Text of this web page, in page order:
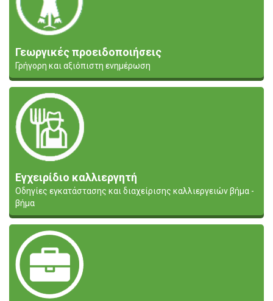
Γεωργικές προειδοποιήσεις
Γρήγορη και αξιόπιστη ενημέρωση
Εγχειρίδιο καλλιεργητή
Οδηγίες εγκατάστασης και διαχείρισης καλλιεργειών βήμα -
βήμα